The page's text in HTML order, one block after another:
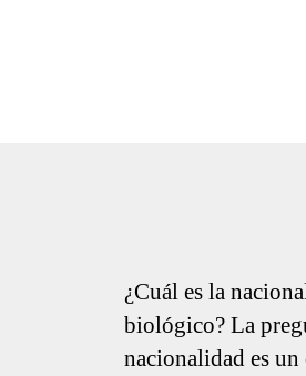
¿Cuál es la
biológico? La
nacionalidad es